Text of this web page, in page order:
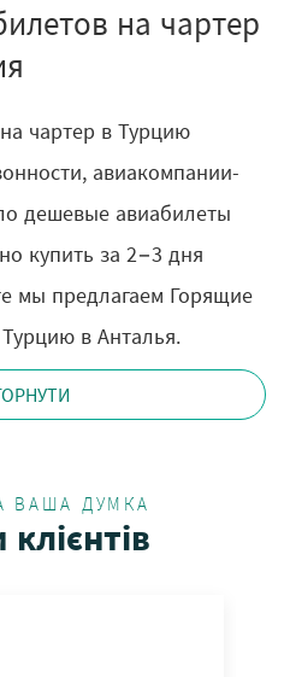
на чартер
чартер в Турцию
авиакомпании-
дешевые авиабилеты
купить за 2−3 дня
мы предлагаем Горящие
в Анталья.
ВАША ДУМКА
клієнтів